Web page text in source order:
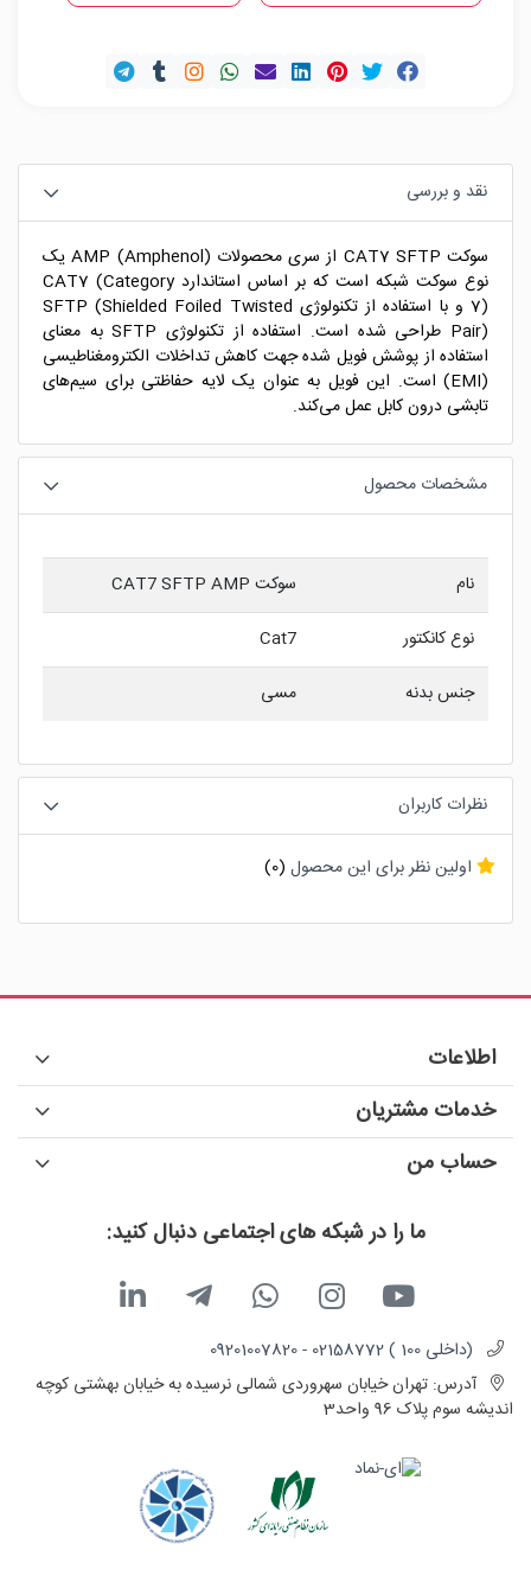
نقد و بررسی
سوکت CAT7 SFTP از سری محصولات AMP (Amphenol) یک
نوع سوکت شبکه است که بر اساس استاندارد CAT7 (Category
7) و با استفاده از تکنولوژی SFTP (Shielded Foiled Twisted
Pair) طراحی شده است. استفاده از تکنولوژی SFTP به معنای
استفاده از پوشش فویل شده جهت کاهش تداخلات الکترومغناطیسی
(EMI) است. این فویل به عنوان یک لایه حفاظتی برای سیم‌های
تابشی درون کابل عمل می‌کند.
مشخصات محصول
نام
سوكت CAT7 SFTP AMP
نوع کانکتور
Cat7
جنس بدنه
مسی
نظرات کاربران
اولین نظر برای این محصول (0)
ما را در شبکه های اجتماعی دنبال کنید:
(داخلی 100 ) 02158772 - 09201007820
آدرس: تهران خیابان سهروردی شمالی نرسیده به خیابان بهشتی کوچه
اندیشه سوم پلاک 96 واحد3
اطلاعات
خدمات مشتریان
حساب من